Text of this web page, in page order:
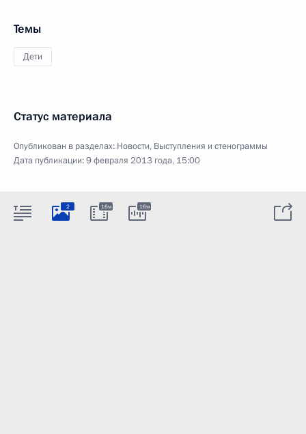
Темы
Дети
Статус материала
Опубликован в разделах: Новости, Выступления и стенограммы
Дата публикации:9 февраля 2013 года, 15:00
2 16м 16м